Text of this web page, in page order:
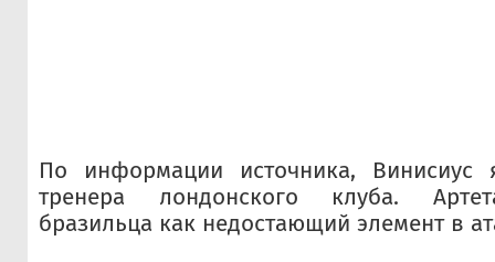
По информации источника, Винисиус
тренера лондонского клуба.
бразильца как недостающий элемент в